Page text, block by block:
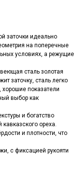
заточки идеально
на поперечные
условиях, а режущие
сталь золотая
заточку, сталь легко
показатели
выбор как
и богатство
ореха.
и плотности, что
с фиксацией рукояти